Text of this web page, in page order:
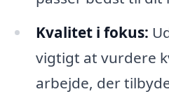
Kvalitet i fokus:
vigtigt at vurdere
arbejde, der